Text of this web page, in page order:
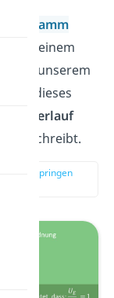
in einem
In unserem
dass dieses
beschreibt.
Video springen